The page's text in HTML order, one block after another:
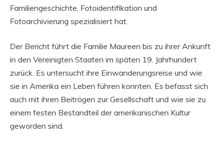
Familiengeschichte, Fotoidentifikation und
Fotoarchivierung spezialisiert hat.
Der Bericht führt die Familie Maureen bis zu ihrer Ankunft
in den Vereinigten Staaten im späten 19. Jahrhundert
zurück. Es untersucht ihre Einwanderungsreise und wie
sie in Amerika ein Leben führen konnten. Es befasst sich
auch mit ihren Beiträgen zur Gesellschaft und wie sie zu
einem festen Bestandteil der amerikanischen Kultur
geworden sind.